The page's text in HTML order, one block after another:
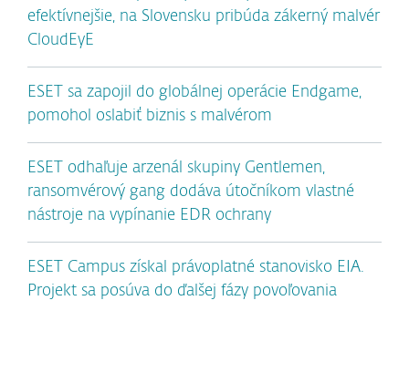
efektívnejšie, na Slovensku pribúda zákerný malvér
CloudEyE
ESET sa zapojil do globálnej operácie Endgame,
pomohol oslabiť biznis s malvérom
ESET odhaľuje arzenál skupiny Gentlemen,
ransomvérový gang dodáva útočníkom vlastné
nástroje na vypínanie EDR ochrany
ESET Campus získal právoplatné stanovisko EIA.
Projekt sa posúva do ďalšej fázy povoľovania